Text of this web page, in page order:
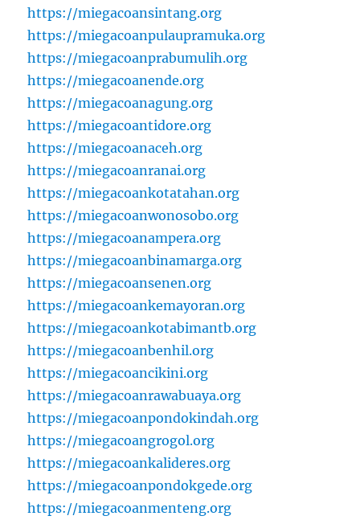
https://miegacoansintang.org
https://miegacoanpulaupramuka.org
https://miegacoanprabumulih.org
https://miegacoanende.org
https://miegacoanagung.org
https://miegacoantidore.org
https://miegacoanaceh.org
https://miegacoanranai.org
https://miegacoankotatahan.org
https://miegacoanwonosobo.org
https://miegacoanampera.org
https://miegacoanbinamarga.org
https://miegacoansenen.org
https://miegacoankemayoran.org
https://miegacoankotabimantb.org
https://miegacoanbenhil.org
https://miegacoancikini.org
https://miegacoanrawabuaya.org
https://miegacoanpondokindah.org
https://miegacoangrogol.org
https://miegacoankalideres.org
https://miegacoanpondokgede.org
https://miegacoanmenteng.org